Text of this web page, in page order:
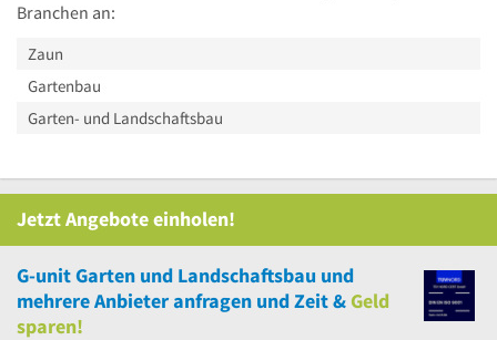
Branchen an:
Zaun
Gartenbau
Garten- und Landschaftsbau
Jetzt Angebote einholen!
G-unit Garten und Landschaftsbau und
mehrereAnbieter anfragen und Zeit &Geld
sparen!